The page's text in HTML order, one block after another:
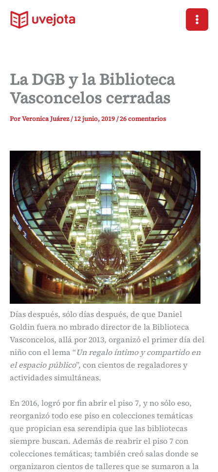
contenido
La DGB y la Biblioteca
Vasconcelos cerradas
PorVeronica Juárez/12 junio, 2019/26 comentarios
Días después, sólo días después, de que Daniel
Goldin fuera no mbrado director de la Biblioteca
Vasconcelos, allá por 2013, organizó el primer día del
niño con el lema “Un regalo íntimo y compartido en
el espacio público”, con cientos de regaladores y
actividades simultáneas.
En 2016, logró por fin abrir el piso 7, y no sólo eso,
reorganizó todo ese piso en colecciones temáticas
que propician esa serendipia que las bibliotecas
siempre buscan. Además de reabrir el piso 7 con
colecciones temáticas; también creó salas donde se
organizaron cientos de talleres que se sumaron a la